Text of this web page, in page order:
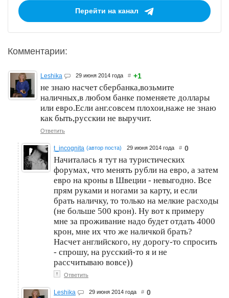
Перейти на канал
Комментарии:
Leshika 29 июня 2014 года # +1
не знаю насчет сбербанка,возьмите
наличных,в любом банке поменяете доллары
или евро.Если анг.совсем плохои,наже не знаю
как быть,русскии не выручит.
Ответить
t_incognita (автор поста) 29 июня 2014 года # 0
Начиталась я тут на туристических
форумах, что менять рубли на евро, а затем
евро на кроны в Швеции - невыгодно. Все
прям руками и ногами за карту, и если
брать наличку, то только на мелкие расходы
(не больше 500 крон). Ну вот к примеру
мне за проживание надо будет отдать 4000
крон, мне их что же наличкой брать?
Насчет английского, ну дорогу-то спросить
- спрошу, на русский-то я и не
рассчитываю вовсе))
↑ Ответить
Leshika 29 июня 2014 года # 0